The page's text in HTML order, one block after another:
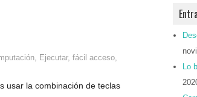
, Ejecutar, fácil acceso,
usar la combinación de teclas
Lo